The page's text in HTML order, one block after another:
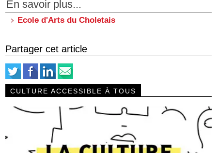
En savoir plus...
Ecole d'Arts du Choletais
Partager cet article
CULTURE ACCESSIBLE À TOUS